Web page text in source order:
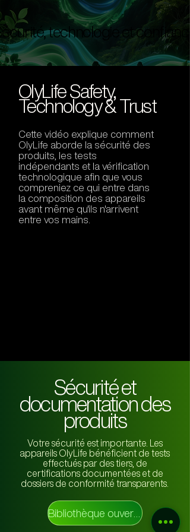
technologie et confiance
technologie et confiance
OlyLife Safety,
Technology & Trust
Cette vidéo explique comment
OlyLife aborde la sécurité des
produits, les tests
indépendants et la vérification
technologique afin que vous
compreniez ce qui entre dans
la composition des appareils
avant même qu'ils n'arrivent
entre vos mains.
Votre sécurité est importante. Les
appareils OlyLife bénéficient de tests
effectués par des tiers, de
certifications documentées et de
dossiers de conformité transparents.
Sécurité et
documentation des
produits